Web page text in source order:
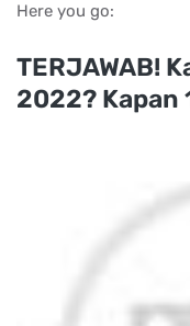
Here you go:
TERJAWAB!
2022? Kapan